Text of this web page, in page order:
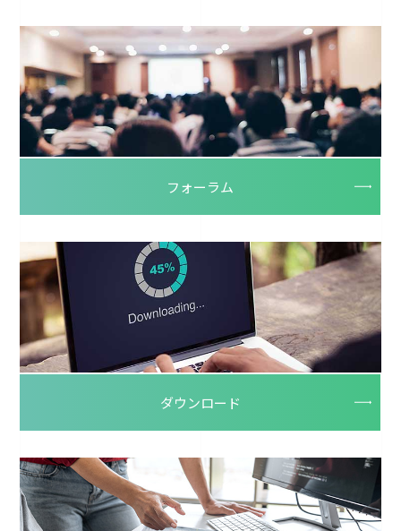
フォーラム
ダウンロード